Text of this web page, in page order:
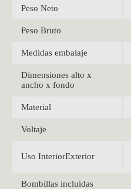
Peso Neto
Peso Bruto
Medidas embalaje
Dimensiones alto x
ancho x fondo
Material
Voltaje
Uso InteriorExterior
Bombillas incluidas